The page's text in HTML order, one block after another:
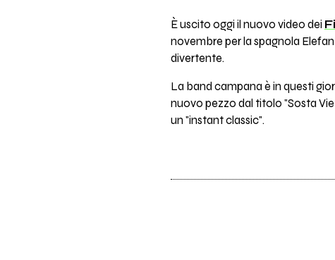
È uscito oggi il nuovo video dei
novembre per la spagnola
divertente.
La band campana è in questi
nuovo pezzo dal titolo "Sosta
un "instant classic".